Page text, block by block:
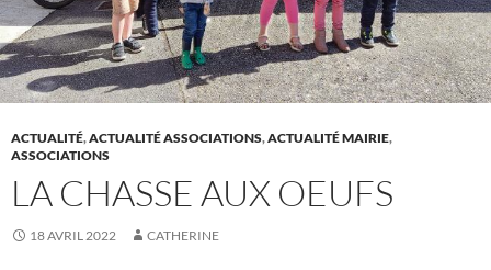
ACTUALITÉ,ACTUALITÉ ASSOCIATIONS,ACTUALITÉ MAIRIE,
ASSOCIATIONS
LA CHASSE AUX OEUFS
18 AVRIL 2022 CATHERINE